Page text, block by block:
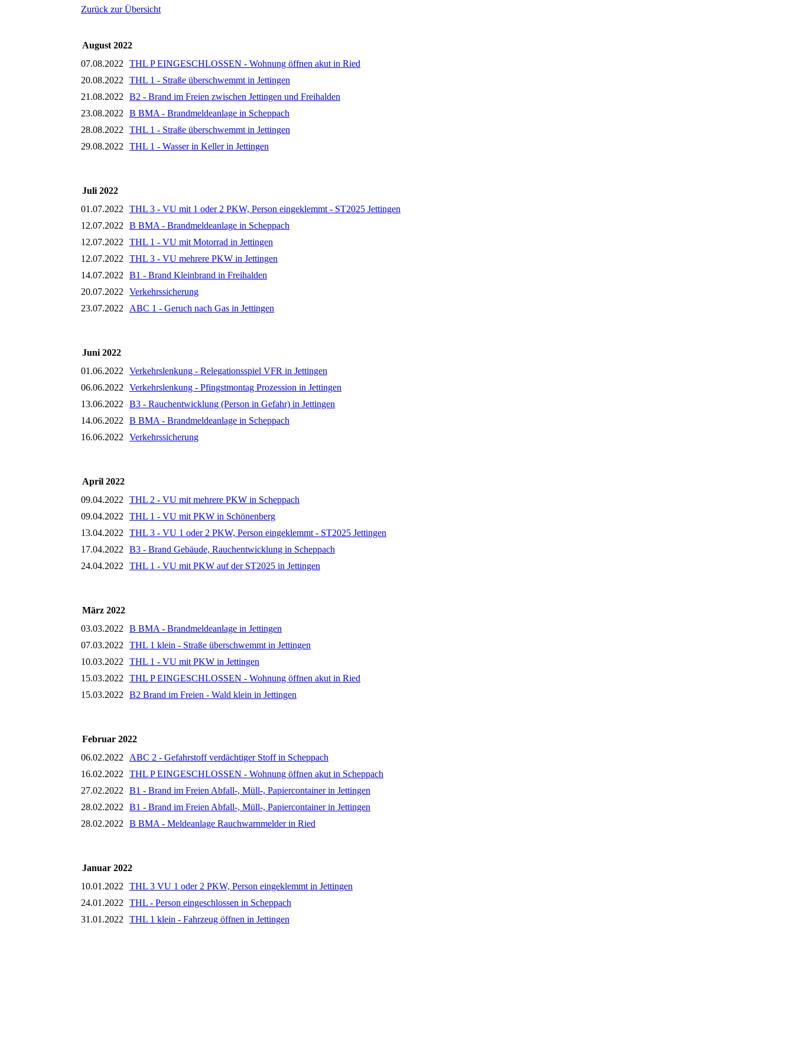
Zurück zur Übersicht
August 2022
07.08.2022
THL P EINGESCHLOSSEN - Wohnung öffnen akut in Ried
20.08.2022
THL 1 - Straße überschwemmt in Jettingen
21.08.2022
B2 - Brand im Freien zwischen Jettingen und Freihalden
23.08.2022
B BMA - Brandmeldeanlage in Scheppach
28.08.2022
THL 1 - Straße überschwemmt in Jettingen
29.08.2022
THL 1 - Wasser in Keller in Jettingen
Juli 2022
01.07.2022
THL 3 - VU mit 1 oder 2 PKW, Person eingeklemmt - ST2025 Jettingen
12.07.2022
B BMA - Brandmeldeanlage in Scheppach
12.07.2022
THL 1 - VU mit Motorrad in Jettingen
12.07.2022
THL 3 - VU mehrere PKW in Jettingen
14.07.2022
B1 - Brand Kleinbrand in Freihalden
20.07.2022
Verkehrssicherung
23.07.2022
ABC 1 - Geruch nach Gas in Jettingen
Juni 2022
01.06.2022
Verkehrslenkung - Relegationsspiel VFR in Jettingen
06.06.2022
Verkehrslenkung - Pfingstmontag Prozession in Jettingen
13.06.2022
B3 - Rauchentwicklung (Person in Gefahr) in Jettingen
14.06.2022
B BMA - Brandmeldeanlage in Scheppach
16.06.2022
Verkehrssicherung
April 2022
09.04.2022
THL 2 - VU mit mehrere PKW in Scheppach
09.04.2022
THL 1 - VU mit PKW in Schönenberg
13.04.2022
THL 3 - VU 1 oder 2 PKW, Person eingeklemmt - ST2025 Jettingen
17.04.2022
B3 - Brand Gebäude, Rauchentwicklung in Scheppach
24.04.2022
THL 1 - VU mit PKW auf der ST2025 in Jettingen
März 2022
03.03.2022
B BMA - Brandmeldeanlage in Jettingen
07.03.2022
THL 1 klein - Straße überschwemmt in Jettingen
10.03.2022
THL 1 - VU mit PKW in Jettingen
15.03.2022
THL P EINGESCHLOSSEN - Wohnung öffnen akut in Ried
15.03.2022
B2 Brand im Freien - Wald klein in Jettingen
Februar 2022
06.02.2022
ABC 2 - Gefahrstoff verdächtiger Stoff in Scheppach
16.02.2022
THL P EINGESCHLOSSEN - Wohnung öffnen akut in Scheppach
27.02.2022
B1 - Brand im Freien Abfall-, Müll-, Papiercontainer in Jettingen
28.02.2022
B1 - Brand im Freien Abfall-, Müll-, Papiercontainer in Jettingen
28.02.2022
B BMA - Meldeanlage Rauchwarnmelder in Ried
Januar 2022
10.01.2022
THL 3 VU 1 oder 2 PKW, Person eingeklemmt in Jettingen
24.01.2022
THL - Person eingeschlossen in Scheppach
31.01.2022
THL 1 klein - Fahrzeug öffnen in Jettingen